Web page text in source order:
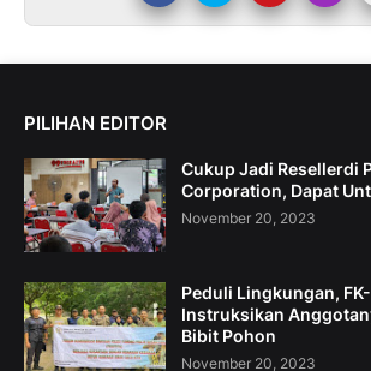
PILIHAN EDITOR
Cukup Jadi Resellerdi
Corporation, Dapat
November 20, 2023
Peduli Lingkungan, FK-
Instruksikan
Bibit Pohon
November 20, 2023